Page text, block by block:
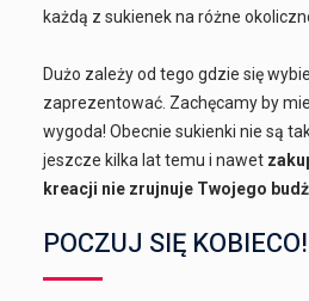
każdą z sukienek na różne
Dużo zależy od tego gdzie się
zaprezentować. Zachęcamy by
wygoda! Obecnie sukienki nie są
jeszcze kilka lat temu i nawet
kreacji nie zrujnuje Twojego
POCZUJ SIĘ KOBIECO!